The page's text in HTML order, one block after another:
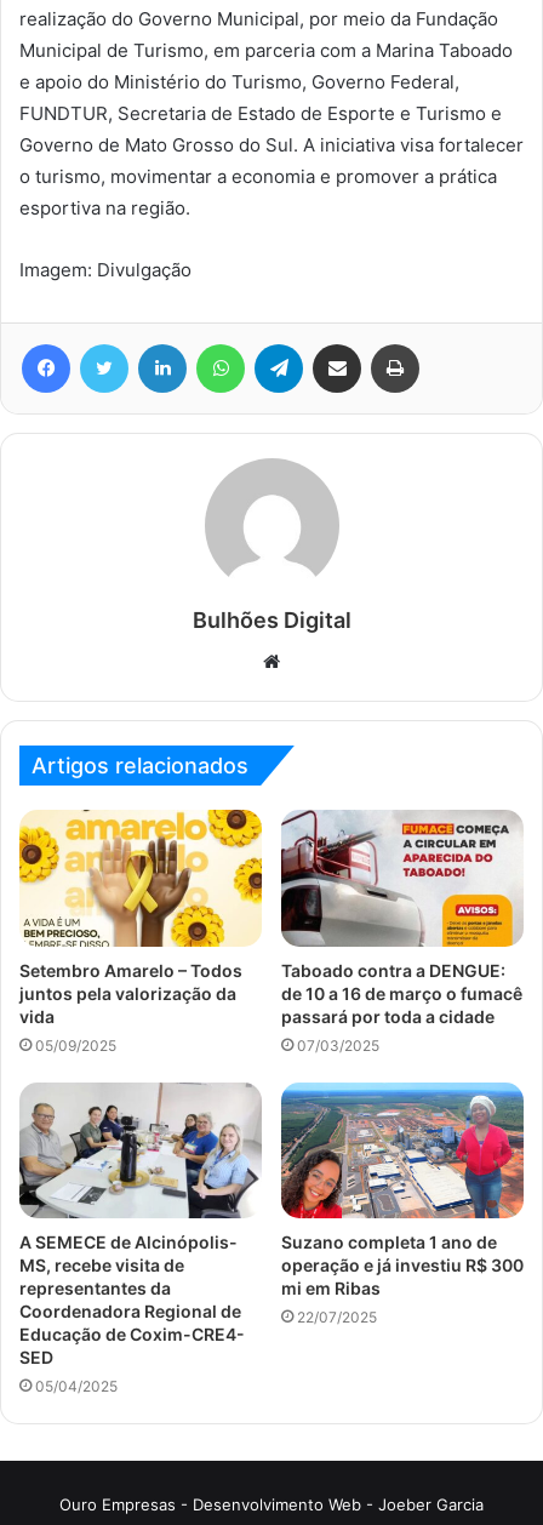
realização do Governo Municipal, por meio da Fundação
Municipal de Turismo, em parceria com a Marina Taboado
e apoio do Ministério do Turismo, Governo Federal,
FUNDTUR, Secretaria de Estado de Esporte e Turismo e
Governo de Mato Grosso do Sul. A iniciativa visa fortalecer
o turismo, movimentar a economia e promover a prática
esportiva na região.
Imagem: Divulgação
FacebookTwitter Linkedin WhatsAppTelegram Compartilhar via e-mail
Bulhões Digital
Website
Artigos relacionados
Setembro Amarelo – Todos
juntos pela valorização da
vida
05/09/2025
Taboado contra a DENGUE:
de 10 a 16 de março o fumacê
passará por toda a cidade
07/03/2025
A SEMECE de Alcinópolis-
MS, recebe visita de
representantes da
Coordenadora Regional de
Educação de Coxim-CRE4-
SED
05/04/2025
Suzano completa 1 ano de
operação e já investiu R$ 300
mi em Ribas
22/07/2025
Ouro Empresas - Desenvolvimento Web - Joeber Garcia